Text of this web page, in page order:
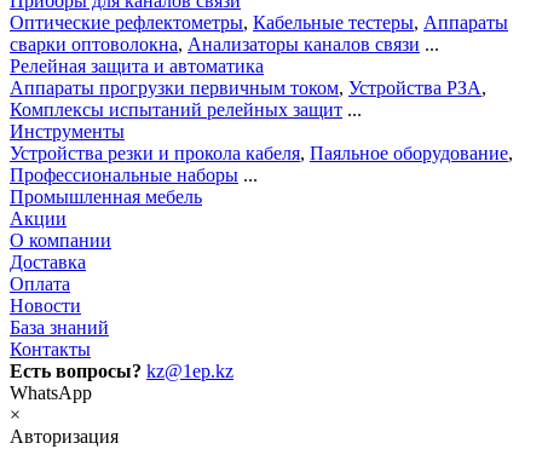
Оптические рефлектометры, Кабельные тестеры, Аппараты
сварки оптоволокна, Анализаторы каналов связи ...
Релейная защита и автоматика
Аппараты прогрузки первичным током, Устройства РЗА,
Комплексы испытаний релейных защит ...
Инструменты
Устройства резки и прокола кабеля, Паяльное оборудование,
Профессиональные наборы ...
Промышленная мебель
Акции
О компании
Доставка
Оплата
Новости
База знаний
Контакты
Есть вопросы? kz@1ep.kz
WhatsApp
×
Авторизация